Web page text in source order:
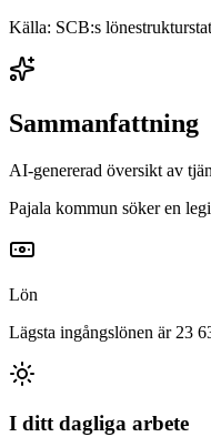
Källa: SCB:s
Sammanfattning
AI-genererad översikt av
Pajala kommun söker en
Lön
Lägsta ingångslönen är 23
I ditt dagliga arbete